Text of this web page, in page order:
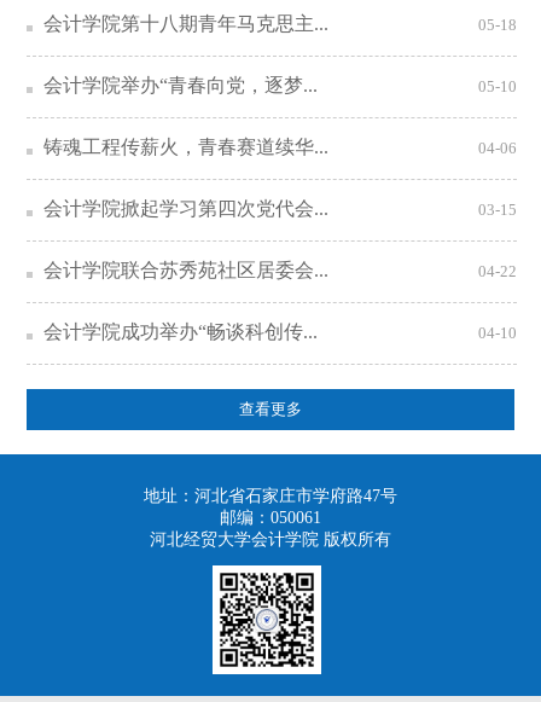
会计学院第十八期青年马克思主... 05-18
会计学院举办“青春向党，逐梦... 05-10
铸魂工程传薪火，青春赛道续华... 04-06
会计学院掀起学习第四次党代会... 03-15
会计学院联合苏秀苑社区居委会... 04-22
会计学院成功举办“畅谈科创传... 04-10
查看更多
地址：河北省石家庄市学府路47号
邮编：050061
河北经贸大学会计学院 版权所有